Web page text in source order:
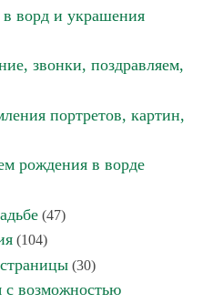
в ворд и украшения
звонки, поздравляем,
портретов, картин,
рождения в ворде
(47)
(104)
(30)
возможностью